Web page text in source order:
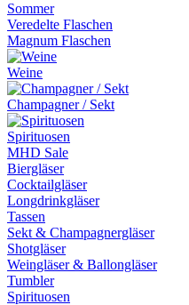
Sommer
Veredelte Flaschen
Magnum Flaschen
Weine
Champagner / Sekt
Spirituosen
MHD Sale
Biergläser
Cocktailgläser
Longdrinkgläser
Tassen
Sekt & Champagnergläser
Shotgläser
Weingläser & Ballongläser
Tumbler
Spirituosen